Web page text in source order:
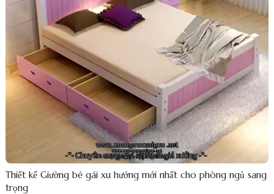
Thiết kế Giường bé gái xu hướng mới nhất cho phòng ngủ sang
trọng